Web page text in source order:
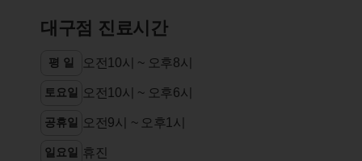
대구점 진료시간
평 일 오전10시 ~ 오후8시
토요일 오전10시 ~ 오후6시
공휴일 오전9시 ~ 오후1시
일요일 휴진